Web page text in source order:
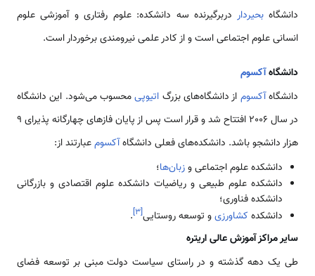
دانشگاهبحیردار دربرگیرنده سه دانشکده: علوم رفتاری و آموزشی علوم
انسانی علوم اجتماعی است و از کادر علمی نیرومندی برخوردار است.
دانشگاهآکسوم
دانشگاهآکسوم از دانشگاه‌‌های بزرگ اتیوپیمحسوب می‌شود. این دانشگاه
در سال 2006 افتتاح شد و قرار است پس از پایان فازهای چهارگانه پذیرای 9
هزار دانشجو باشد. دانشکده‌های فعلی دانشگاهآکسومعبارتند از:
دانشکده علوم اجتماعی وزبان‌ها؛
دانشکده علوم طبیعی و ریاضیات دانشکده علوم اقتصادی و بازرگانی
دانشکده فناوری؛
دانشکده کشاورزیو توسعه روستایی[۳]
.
سایر مراکز آموزش عالی اریتره
طی یک دهه گذشته و در راستای سیاست دولت مبنی بر توسعه فضای